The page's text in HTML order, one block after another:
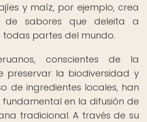
y maíz, por ejemplo, crea
de sabores que deleita a
todas partes del mundo.
conscientes de la
preservar la biodiversidad y
de ingredientes locales, han
en la difusión de
tradicional. A través de su